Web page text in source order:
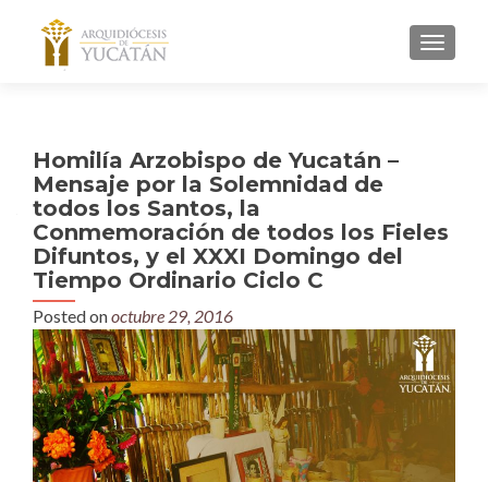
MENU
Homilía Arzobispo de Yucatán –
Mensaje por la Solemnidad de
todos los Santos, la
Conmemoración de todos los Fieles
Difuntos, y el XXXI Domingo del
Tiempo Ordinario Ciclo C
Posted onoctubre 29, 2016